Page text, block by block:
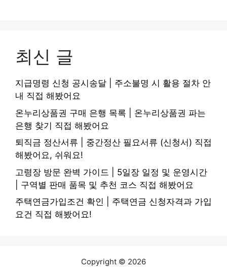
최신 글
지급명령 신청 공시송달 | 주소불명 시 활용 절차 안
내 직접 해봤어요
온누리상품권 구매 은행 목록 | 온누리상품권 파는
은행 찾기 직접 해봤어요
퇴직금 정산서류 | 중간정산 필요서류 (신청서) 직접
해봤어요, 쉬워요!
고령장 방문 완벽 가이드 | 5일장 일정 및 운영시간
| 구역별 판매 품목 및 추천 코스 직접 해봤어요
주택연금가입조건 확인 | 주택연금 신청자격과 가입
요건 직접 해봤어요!
Copyright © 2026